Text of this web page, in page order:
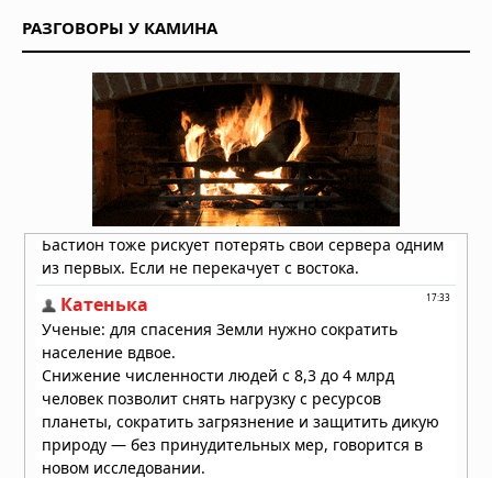
РАЗГОВОРЫ У КАМИНА